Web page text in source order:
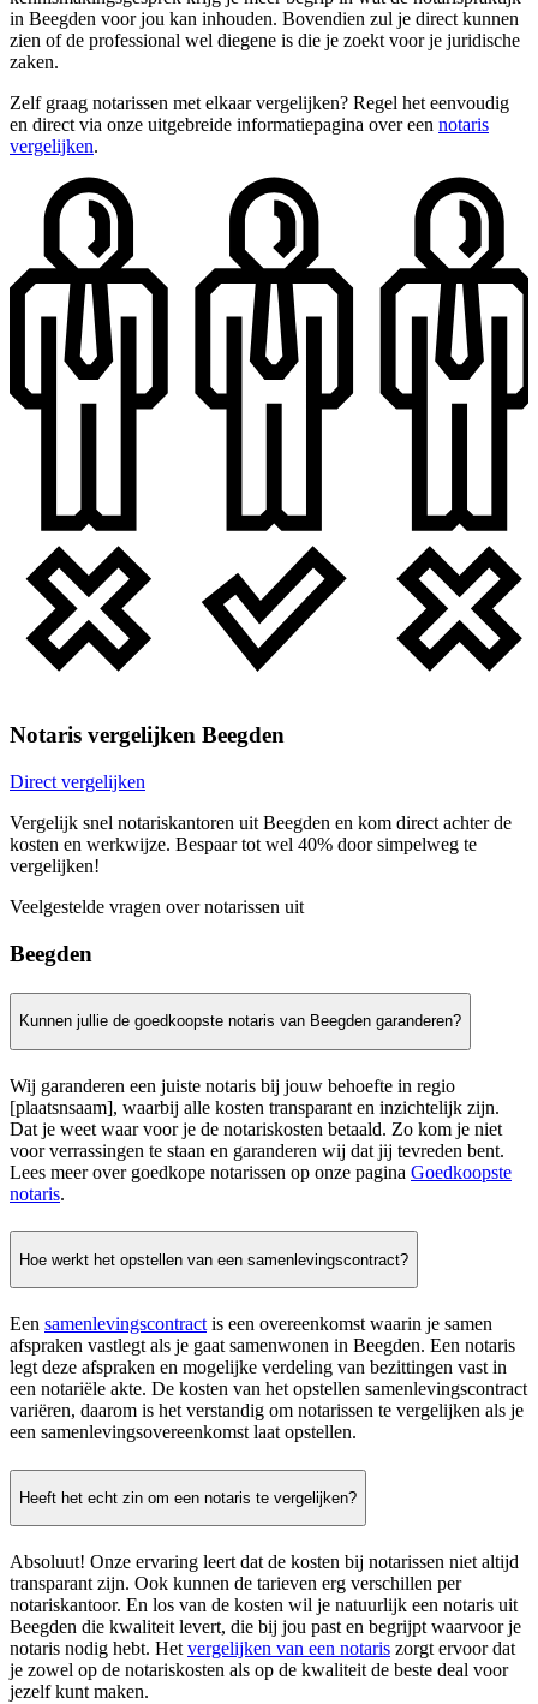
in Beegden voor jou kan inhouden. Bovendien zul je direct kunnen
zien of de professional wel diegene is die je zoekt voor je juridische
zaken.
Zelf graag notarissen met elkaar vergelijken? Regel het eenvoudig
en direct via onze uitgebreide informatiepagina over een notaris
vergelijken.
Notaris vergelijken Beegden
Direct vergelijken
Vergelijk snel notariskantoren uit Beegden en kom direct achter de
kosten en werkwijze. Bespaar tot wel 40% door simpelweg te
vergelijken!
Veelgestelde vragen over notarissen uit
Beegden
Kunnen jullie de goedkoopste notaris van Beegden garanderen?
Wij garanderen een juiste notaris bij jouw behoefte in regio
[plaatsnsaam], waarbij alle kosten transparant en inzichtelijk zijn.
Dat je weet waar voor je de notariskosten betaald. Zo kom je niet
voor verrassingen te staan en garanderen wij dat jij tevreden bent.
Lees meer over goedkope notarissen op onze pagina Goedkoopste
notaris.
Hoe werkt het opstellen van een samenlevingscontract?
Een samenlevingscontract is een overeenkomst waarin je samen
afspraken vastlegt als je gaat samenwonen in Beegden. Een notaris
legt deze afspraken en mogelijke verdeling van bezittingen vast in
een notariële akte. De kosten van het opstellen samenlevingscontract
variëren, daarom is het verstandig om notarissen te vergelijken als je
een samenlevingsovereenkomst laat opstellen.
Heeft het echt zin om een notaris te vergelijken?
Absoluut! Onze ervaring leert dat de kosten bij notarissen niet altijd
transparant zijn. Ook kunnen de tarieven erg verschillen per
notariskantoor. En los van de kosten wil je natuurlijk een notaris uit
Beegden die kwaliteit levert, die bij jou past en begrijpt waarvoor je
notaris nodig hebt. Hetvergelijken van een notaris zorgt ervoor dat
je zowel op de notariskosten als op de kwaliteit de beste deal voor
jezelf kunt maken.